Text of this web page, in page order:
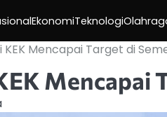
EkonomiTeknologi
KEK Mencapai Target di
Mencapai